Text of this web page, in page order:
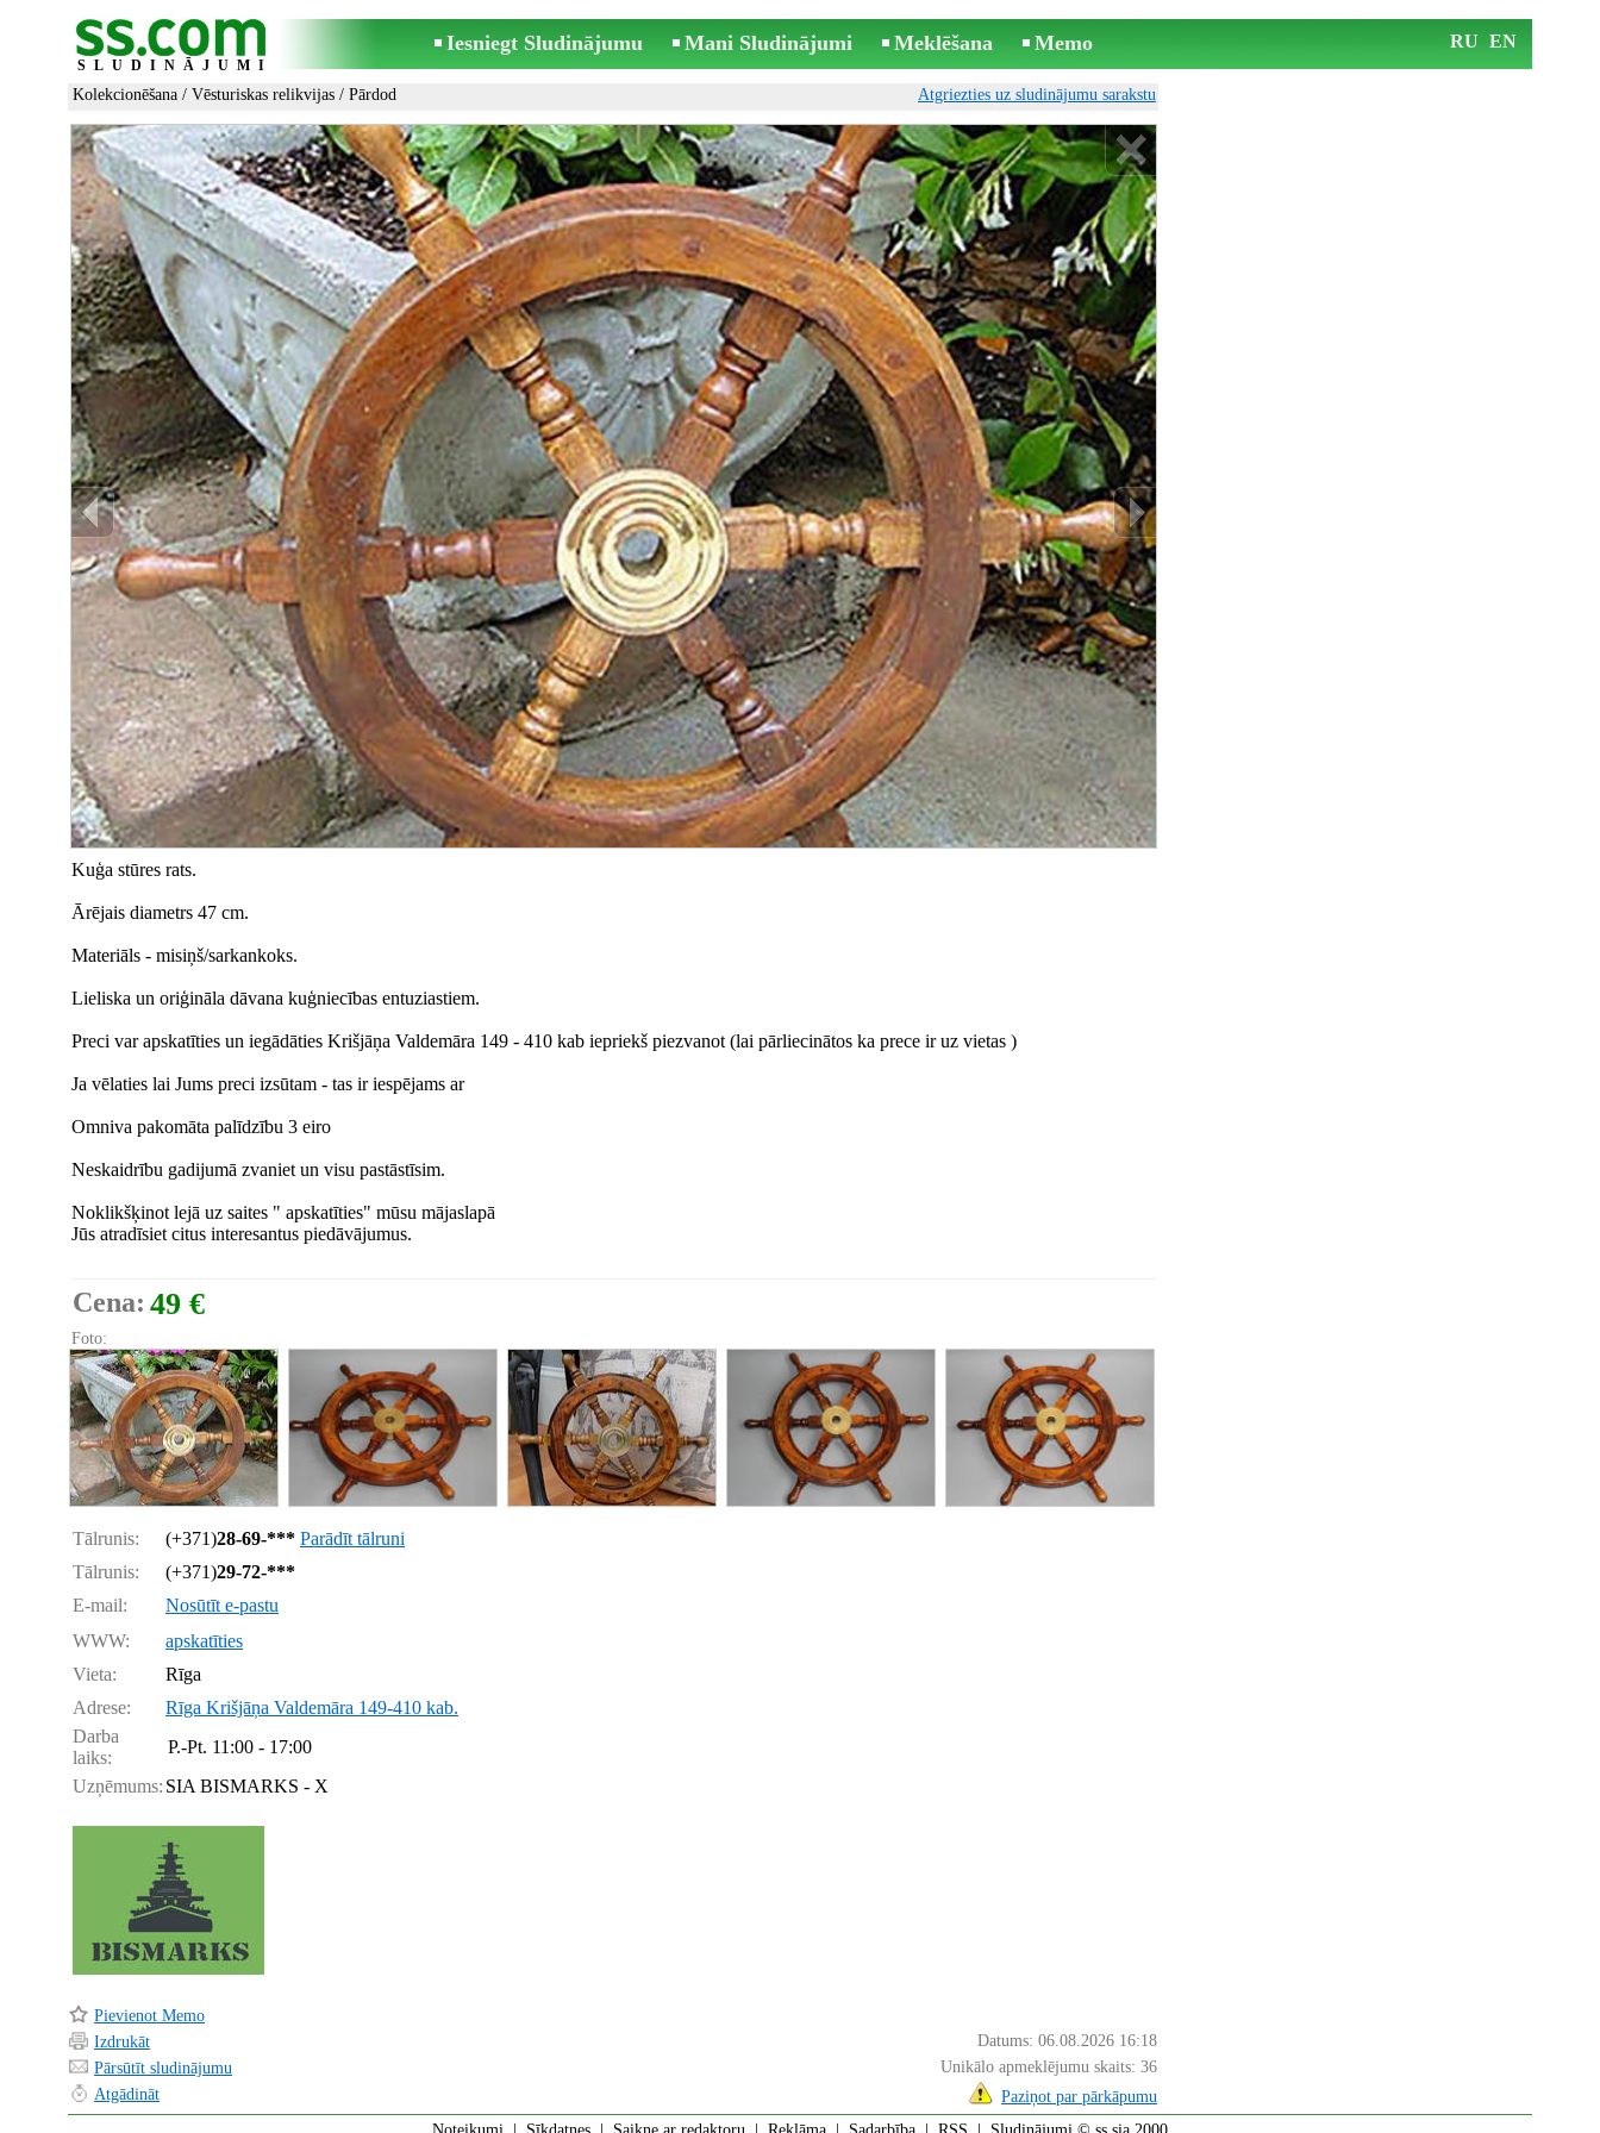
SLUDINĀJUMI
Iesniegt Sludinājumu Mani Sludinājumi Meklēšana Memo RU EN
Kolekcionēšana / Vēsturiskas relikvijas / Pārdod Atgriezties uz sludinājumu sarakstu
Kuģa stūres rats.
Ārējais diametrs 47 cm.
Materiāls - misiņš/sarkankoks.
Lieliska un oriģināla dāvana kuģniecības entuziastiem.
Preci var apskatīties un iegādāties Krišjāņa Valdemāra 149 - 410 kab iepriekš piezvanot (lai pārliecinātos ka prece ir uz vietas )
Ja vēlaties lai Jums preci izsūtam - tas ir iespējams ar
Omniva pakomāta palīdzību 3 eiro
Neskaidrību gadijumā zvaniet un visu pastāstīsim.
Noklikšķinot lejā uz saites " apskatīties" mūsu mājaslapā
Jūs atradīsiet citus interesantus piedāvājumus.
Cena: 49 €
Foto:
Tālrunis: (+371)28-69-*** Parādīt tālruni
Tālrunis:
(+371)29-72-***
E-mail:
Nosūtīt e-pastu
WWW:
apskatīties
Vieta:
Rīga
Adrese:
Rīga Krišjāņa Valdemāra 149-410 kab.
Darba
laiks:
P.-Pt. 11:00 - 17:00
Uzņēmums: SIA BISMARKS - X
Pievienot Memo
Izdrukāt
Datums: 06.08.2026 16:18
Pārsūtīt sludinājumu
Unikālo apmeklējumu skaits: 36
Atgādināt
Paziņot par pārkāpumu